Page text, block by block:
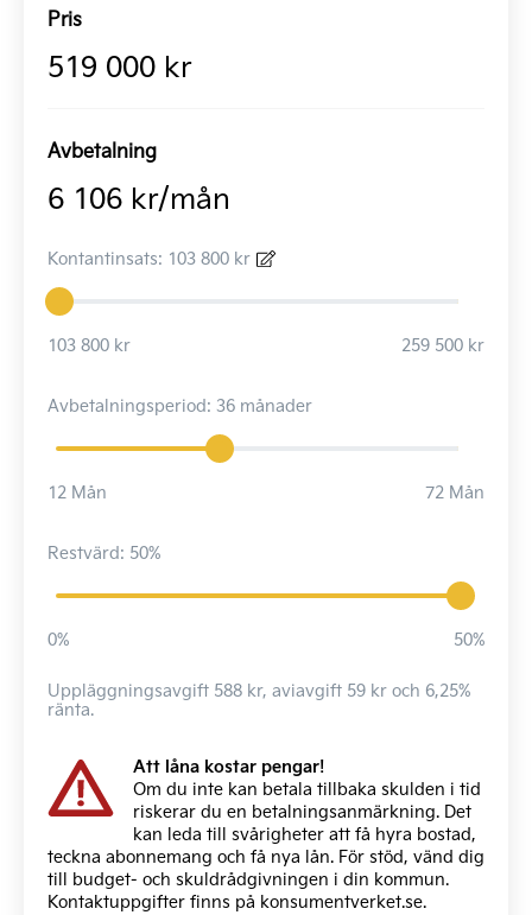
Pris
519 000 kr
Avbetalning
6 106 kr/mån
Kontantinsats: 103 800 kr
103 800 kr 259 500 kr
Avbetalningsperiod: 36 månader
12 Mån 72 Mån
Restvärd: 50%
0% 50%
Uppläggningsavgift 588 kr, aviavgift 59 kr och 6,25%
ränta.
Att låna kostar pengar!
Om du inte kan betala tillbaka skulden i tid
riskerar du en betalningsanmärkning. Det
kan leda till svårigheter att få hyra bostad,
teckna abonnemang och få nya lån. För stöd, vänd dig
till budget- och skuldrådgivningen i din kommun.
Kontaktuppgifter finns på konsumentverket.se.